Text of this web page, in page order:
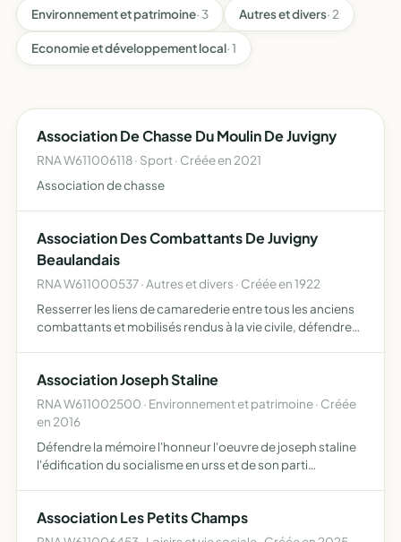
Environnement et patrimoine· 3 Autres et divers· 2
Economie et développement local· 1
Association De Chasse Du Moulin De Juvigny
RNA W611006118 · Sport · Créée en 2021
Association de chasse
Association Des Combattants De Juvigny
Beaulandais
RNA W611000537 · Autres et divers · Créée en 1922
Resserrer les liens de camarederie entre tous les anciens
combattants et mobilisés rendus à la vie civile, défendre
Association Joseph Staline
RNA W611002500 · Environnement et patrimoine · Créée
en 2016
Défendre la mémoire l'honneur l'oeuvre de joseph staline
l'édification du socialisme en urss et de son parti
dans la contin…
Association Les Petits Champs